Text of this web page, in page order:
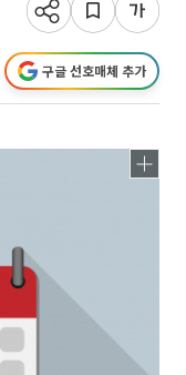
구글 선호매체 추가